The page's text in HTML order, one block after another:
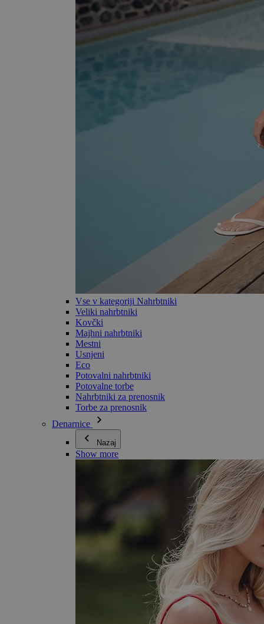
Vse v kategoriji Nahrbtniki
Veliki nahrbtniki
Kovčki
Majhni nahrbtniki
Mestni
Usnjeni
Eco
Potovalni nahrbtniki
Potovalne torbe
Nahrbtniki za prenosnik
Torbe za prenosnik
Denarnice
Nazaj
Show more